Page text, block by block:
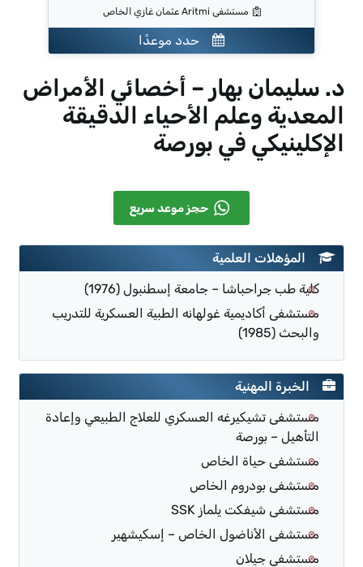
مستشفى Aritmi عثمان غازي الخاص
حدد موعدًا
د. سليمان بهار – أخصائي الأمراض
المعدية وعلم الأحياء الدقيقة
الإكلينيكي في بورصة
حجز موعد سريع
المؤهلات العلمية
كلية طب جراحباشا – جامعة إسطنبول (1976)
مستشفى أكاديمية غولهانه الطبية العسكرية للتدريب
والبحث (1985)
الخبرة المهنية
مستشفى تشيكيرغه العسكري للعلاج الطبيعي وإعادة
التأهيل – بورصة
مستشفى حياة الخاص
مستشفى بودروم الخاص
مستشفى شيفكت يلماز SSK
مستشفى الأناضول الخاص – إسكيشهير
مستشفى جيلان